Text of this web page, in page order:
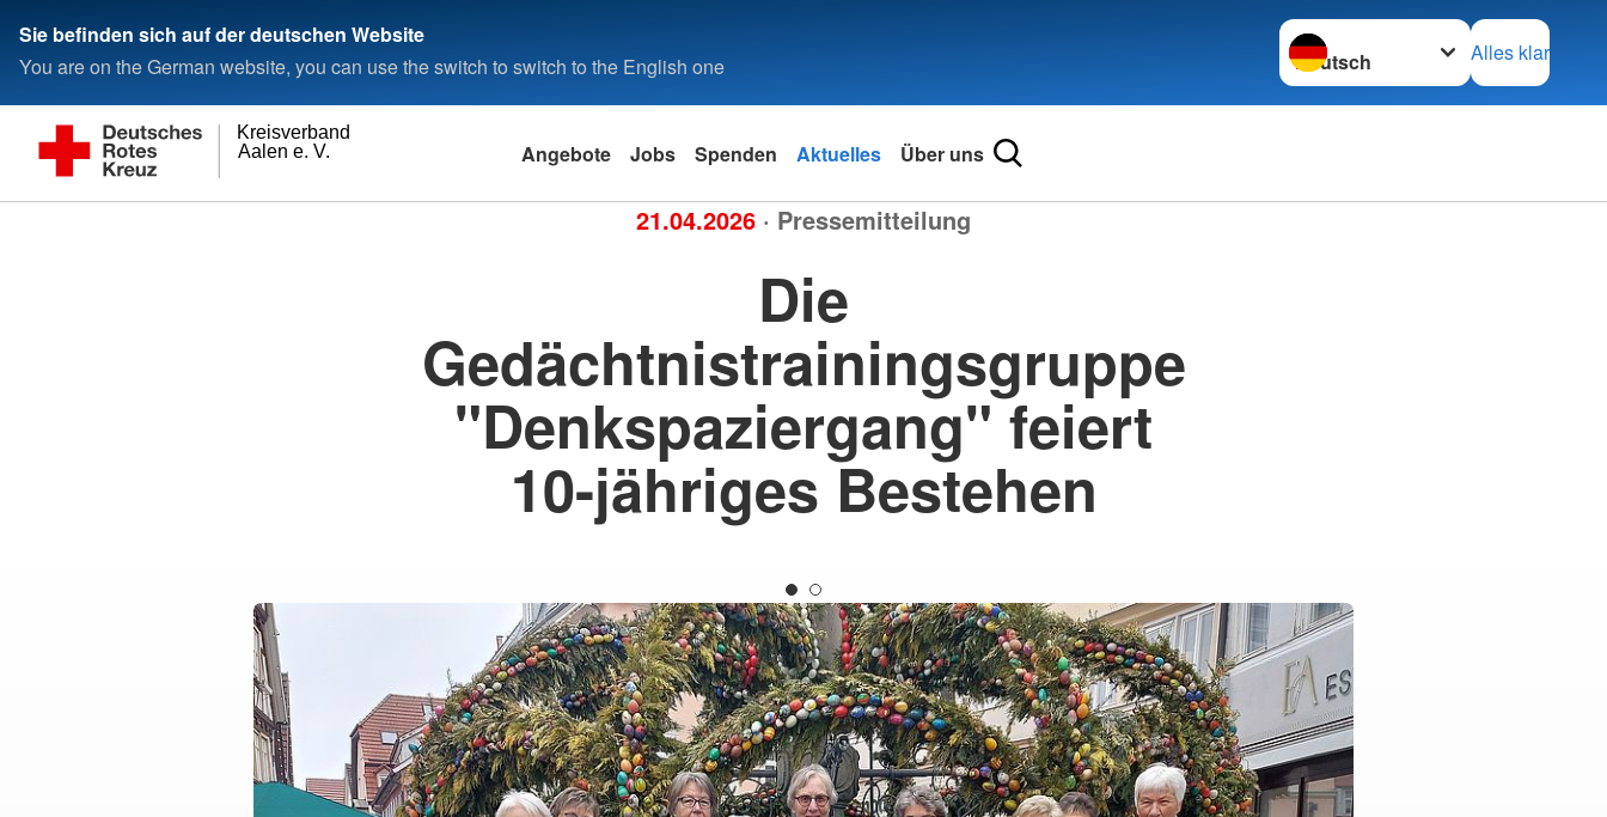
Sie befinden sich auf der deutschen Website
You are on the German website, you can use the switch to switch to the English one
Sprache wechseln zu
Alles klar
Aalen e. V.
Kreisverband
Angebote Jobs Spenden Aktuelles Über uns
21.04.2026 · Pressemitteilung
Die
Gedächtnistrainingsgruppe
"Denkspaziergang" feiert
10-jähriges Bestehen